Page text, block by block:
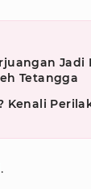
Jadi
Tetangga
Kenali
.